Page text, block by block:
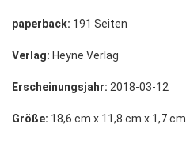
paperback: 191 Seiten
Verlag: Heyne Verlag
Erscheinungsjahr: 2018-03-12
Größe: 18,6 cm x 11,8 cm x 1,7 cm